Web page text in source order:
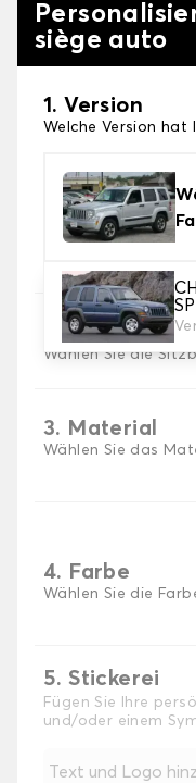
siège auto
1. Version
Welche Version hat
2. Satz von
Wählen Sie die
3. Material
Wählen Sie das
4. Farbe
Wählen Sie die
5. Stickerei
Fügen Sie Ihre
und/oder einem
Text und Logo